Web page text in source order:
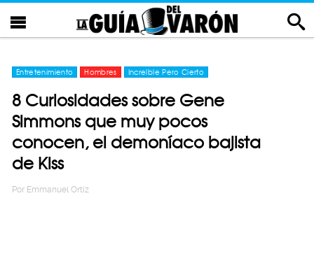
Entretenimiento Hombres Increíble Pero Cierto
8 Curiosidades sobre Gene
Simmons que muy pocos
conocen, el demoníaco bajista
de Kiss
Por Emmanuel Ortiz